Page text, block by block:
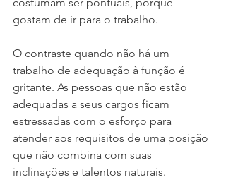
costumam ser pontuais, porque
gostam de ir para o trabalho.
O contraste quando não há um
trabalho de adequação à função é
gritante. As pessoas que não estão
adequadas a seus cargos ficam
estressadas com o esforço para
atender aos requisitos de uma posição
que não combina com suas
inclinações e talentos naturais.